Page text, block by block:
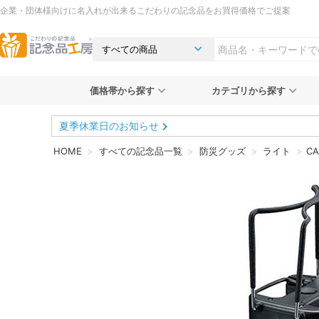
企業・団体様向けに名入れが出来るこだわりの記念品をお買得価格でご提案
価格帯から探す カテゴリから探す
夏季休業日のお知らせ
HOME すべての記念品一覧 防災グッズ ライト